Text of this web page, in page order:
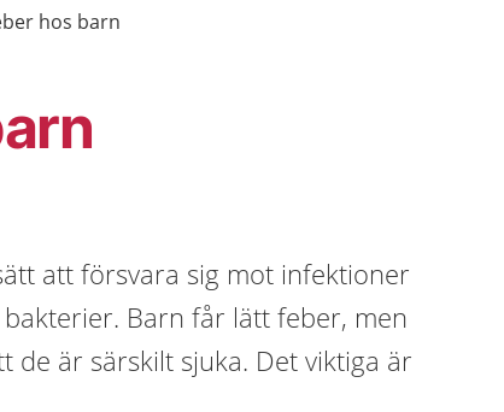
hos barn
att försvara sig mot infektioner
Barn får lätt feber, men
de är särskilt sjuka. Det viktiga är